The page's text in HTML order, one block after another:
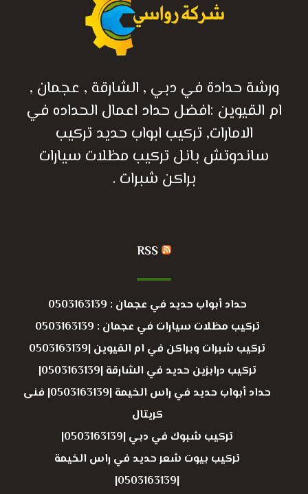
ورشة حدادة في دبي , الشارقة , عجمان ,
ام القيوين :افضل حداد اعمال الحداده في
الامارات, تركيب ابواب حديد تركيب
ساندوتش بانل تركيب مظلات سيارات
براكن شبرات .
RSS
حداد أبواب حديد في عجمان : 0503163139
تركيب مظلات سيارات في عجمان : 0503163139
تركيب شبرات وبراكن في ام القيوين |0503163139
تركيب درابزين حديد في الشارقة |0503163139|
حداد أبواب حديد في راس الخيمة |0503163139| فنى
كريتال
تركيب شبوك في دبي |0503163139|
تركيب بيوت شعر حديد في راس الخيمة
|0503163139|